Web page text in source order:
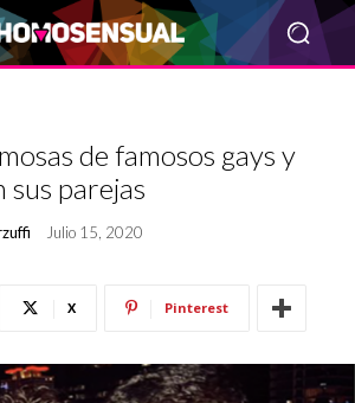
de famosos gays y
sus parejas
Julio 15, 2020
X Pinterest